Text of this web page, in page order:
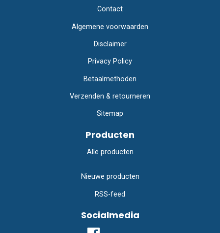
Contact
Algemene voorwaarden
Disclaimer
Privacy Policy
Betaalmethoden
Verzenden & retourneren
Sitemap
Producten
Alle producten
Nieuwe producten
RSS-feed
Socialmedia